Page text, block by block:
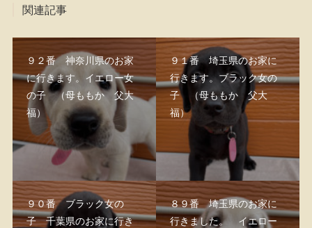
関連記事
９２番 神奈川県のお家
に行きます。イエロー女
の子 （母ももか 父大
福）
９１番 埼玉県のお家に
行きます。ブラック女の
子 （母ももか 父大
福）
９０番 ブラック女の
子 千葉県のお家に行き
８９番 埼玉県のお家に
行きました。 イエロー